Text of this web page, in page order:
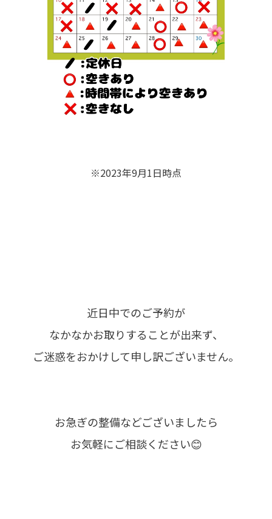
※2023年9月1日時点
近日中でのご予約が
なかなかお取りすることが出来ず、
ご迷惑をおかけして申し訳ございません。
お急ぎの整備などございましたら
お気軽にご相談ください😊